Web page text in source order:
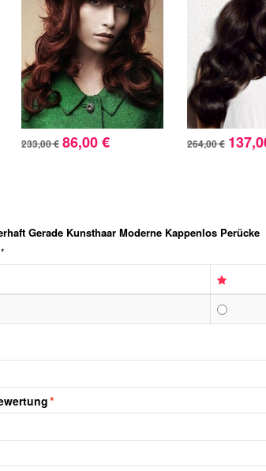
233,00 € 86,00 € 264,00 €
Gerade Kunsthaar Moderne Kappenlos Perücke
*
*